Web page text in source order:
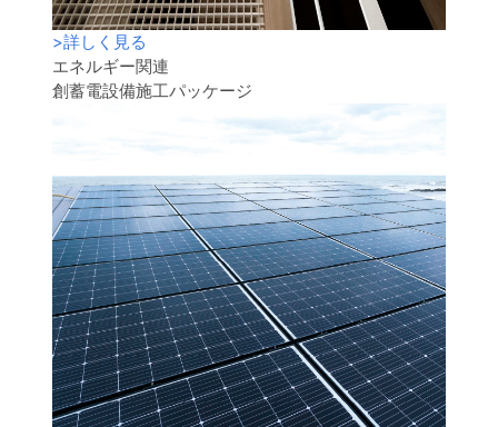
>詳しく見る
エネルギー関連
創蓄電設備施工パッケージ